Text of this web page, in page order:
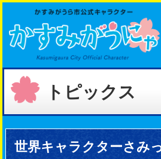
トピックス
世界キャラクターさみ